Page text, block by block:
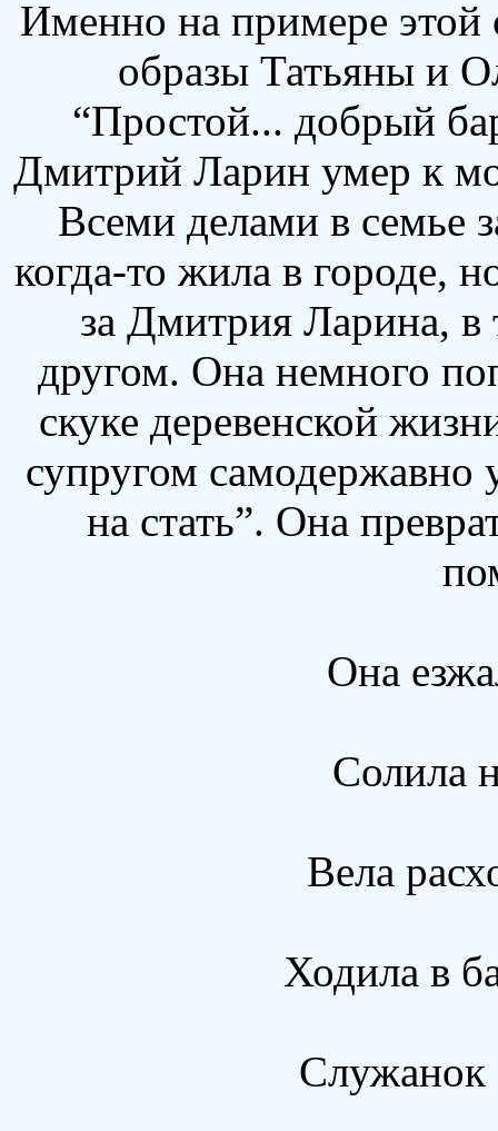
Именно на примере этой
образы Татьяны и
“Простой... добрый
Дмитрий Ларин умер к
Всеми делами в семье
когда-то жила в городе,
за Дмитрия Ларина, в
другом. Она немного
скуке деревенской
супругом самодержавно
на стать”. Она
Она
Солила
Вела
Ходила в
Служанок